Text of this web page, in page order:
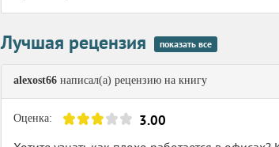
Лучшая рецензия показать все
alexost66 написал(а) рецензию на книгу
Оценка: 3.00